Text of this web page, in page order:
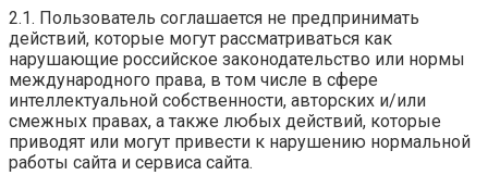
2.1. Пользователь соглашается не предпринимать
действий, которые могут рассматриваться как
нарушающие российское законодательство или нормы
международного права, в том числе в сфере
интеллектуальной собственности, авторских и/или
смежных правах, а также любых действий, которые
приводят или могут привести к нарушению нормальной
работы сайта и сервиса сайта.